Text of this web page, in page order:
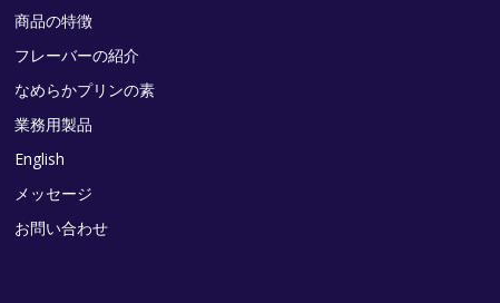
商品の特徴
フレーバーの紹介
なめらかプリンの素
業務用製品
English
メッセージ
お問い合わせ